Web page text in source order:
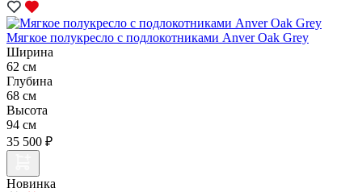
Мягкое полукресло с подлокотниками Anver Oak Grey
Ширина
62 см
Глубина
68 см
Высота
94 см
35 500 ₽
Новинка